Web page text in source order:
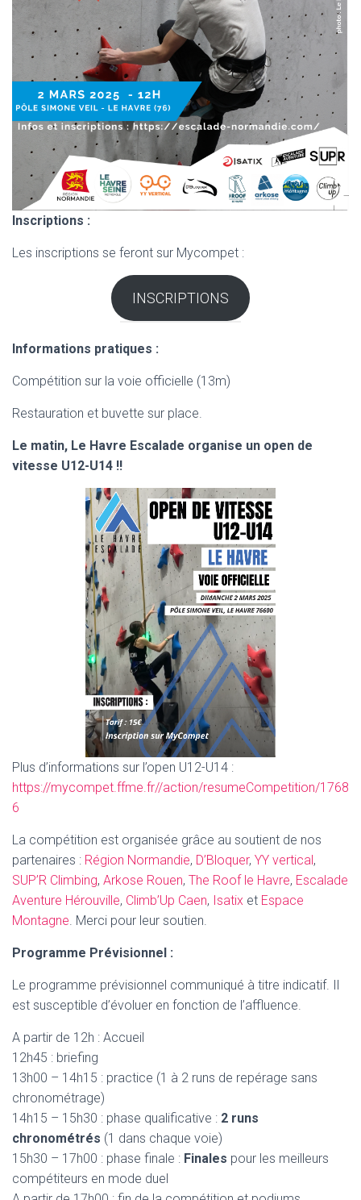
Inscriptions :
Les inscriptions se feront sur Mycompet :
INSCRIPTIONS
Informations pratiques :
Compétition sur la voie officielle (13m)
Restauration et buvette sur place.
Le matin, Le Havre Escalade organise un open de
vitesse U12-U14 !!
Plus d’informations sur l’open U12-U14 :
https://mycompet.ffme.fr//action/resumeCompetition/1768
6
La compétition est organisée grâce au soutient de nos
partenaires : Région Normandie, D’Bloquer, YY vertical ,
SUP’R Climbing, Arkose Rouen, The Roof le Havre, Escalade
Aventure Hérouville, Climb’Up Caen, Isatix et Espace
Montagne. Merci pour leur soutien.
Programme Prévisionnel :
Le programme prévisionnel communiqué à titre indicatif. Il
est susceptible d’évoluer en fonction de l’affluence.
A partir de 12h : Accueil
12h45 : briefing
13h00 – 14h15 : practice (1 à 2 runs de repérage sans
chronométrage)
14h15 – 15h30 : phase qualificative : 2 runs
chronométrés (1 dans chaque voie)
15h30 – 17h00 : phase finale : Finales pour les meilleurs
compétiteurs en mode duel